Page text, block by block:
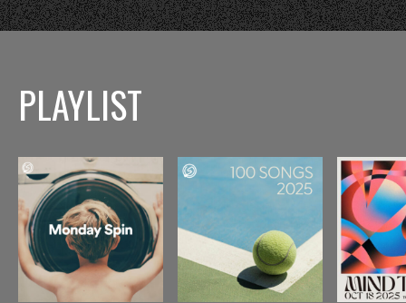
PLAYLIST